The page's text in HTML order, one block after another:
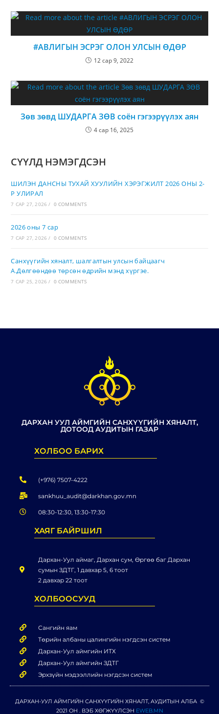
#АВЛИГЫН ЭСРЭГ ОЛОН УЛСЫН ӨДӨР
12 сар 9, 2022
Зөв зөвд ШУДАРГА ЗӨВ соён гэгээрүүлэх аян
4 сар 16, 2025
СҮҮЛД НЭМЭГДСЭН
ШИЛЭН ДАНСНЫ ТУХАЙ ХУУЛИЙН ХЭРЭГЖИЛТ 2026 ОНЫ 2-
Р УЛИРАЛ
7 САР 27, 2026 / 0 COMMENTS
2026 оны 7 сар
7 САР 27, 2026 / 0 COMMENTS
Санхүүгийн хяналт, шалгалтын улсын байцаагч
А.Дөлгөөндөө төрсөн өдрийн мэнд хүргэе.
7 САР 25, 2026 / 0 COMMENTS
ДАРХАН УУЛ АЙМГИЙН САНХҮҮГИЙН ХЯНАЛТ,
ДОТООД АУДИТЫН ГАЗАР
ХОЛБОО БАРИХ
(+976) 7507-4222
sankhuu_audit@darkhan.gov.mn
08:30-12:30, 13:30-17:30
ХАЯГ БАЙРШИЛ
Дархан-Уул аймаг, Дархан сум, Өргөө баг Дархан
сумын ЗДТГ, 1 давхар 5, 6 тоот
2 давхар 22 тоот
ХОЛБООСУУД
Сангийн яам
Төрийн албаны цалингийн нэгдсэн систем
Дархан-Уул аймгийн ИТХ
Дархан-Уул аймгийн ЗДТГ
Эрхзүйн мэдээллийн нэгдсэн систем
ДАРХАН-УУЛ АЙМГИЙН САНХҮҮГИЙН ХЯНАЛТ, АУДИТЫН АЛБА ©
2021 ОН . ВЭБ ХӨГЖҮҮЛСЭН EWEB.MN